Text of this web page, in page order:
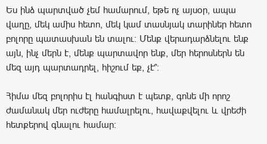
Ես ինձ պարտված չեմ համարում, եթե ոչ այսօր, ապա
վաղը, մեկ ամիս հետո, մեկ կամ տասնյակ տարիներ հետո
բոլորը պատասխան են տալու: Մենք վերադարձնելու ենք
այն, ինչ մերն է, մենք պարտավոր ենք, մեր հերոսներն են
մեզ այդ պարտադրել, հիշում եք, չէ՞:
Հիմա մեզ բոլորիս էլ հանգիստ է պետք, գոնե մի որոշ
ժամանակ մեր ուժերը համալրելու, հավաքվելու և վրեժի
հետքերով գնալու համար: